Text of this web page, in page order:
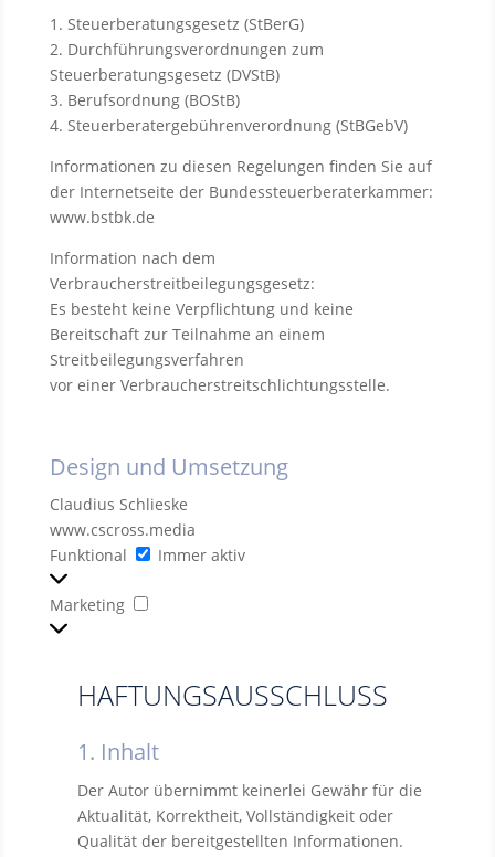
1. Steuerberatungsgesetz (StBerG)
2. Durchführungsverordnungen zum
Steuerberatungsgesetz (DVStB)
3. Berufsordnung (BOStB)
4. Steuerberatergebührenverordnung (StBGebV)
Informationen zu diesen Regelungen finden Sie auf
der Internetseite der Bundessteuerberaterkammer:
www.bstbk.de
Information nach dem
Verbraucherstreitbeilegungsgesetz:
Es besteht keine Verpflichtung und keine
Bereitschaft zur Teilnahme an einem
Streitbeilegungsverfahren
vor einer Verbraucherstreitschlichtungsstelle.
Design und Umsetzung
Claudius Schlieske
www.cscross.media
Funktional
Funktional
Immer aktiv
Marketing
HAFTUNGSAUSSCHLUSS
1. Inhalt
Der Autor übernimmt keinerlei Gewähr für die
Aktualität, Korrektheit, Vollständigkeit oder
Qualität der bereitgestellten Informationen.